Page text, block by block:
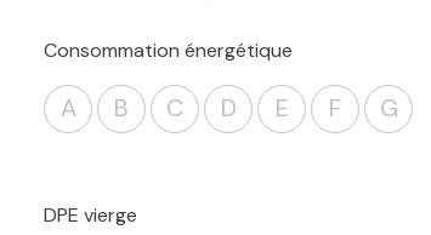
Consommation énergétique
A B C D E F G
DPE vierge